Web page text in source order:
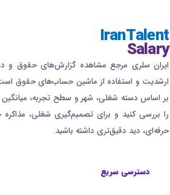
IranTalent
Salary
ایران سلری مرجع مشاهده گزارش‌های حقوق و
ارشدیت و استفاده از ماشین حساب‌های حقوق
بر اساس دسته شغلی، شهر و سطح تجربه،
را بررسی کنید و برای تصمیم‌گیری شغلی، مذاکره
حرفه‌ای، دید دقیق‌تری داشته باشید.
دسترسی سریع